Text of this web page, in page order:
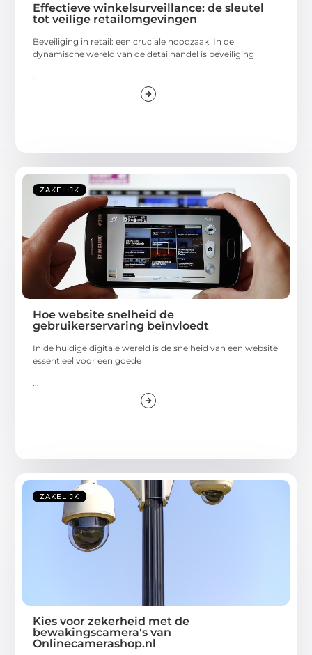
Effectieve winkelsurveillance: de sleutel
tot veilige retailomgevingen
Beveiliging in retail: een cruciale noodzaak In de
dynamische wereld van de detailhandel is beveiliging
ZAKELIJK
Hoe website snelheid de
gebruikerservaring beïnvloedt
In de huidige digitale wereld is de snelheid van een website
essentieel voor een goede
...
ZAKELIJK
Kies voor zekerheid met de
bewakingscamera's van
Onlinecamerashop.nl